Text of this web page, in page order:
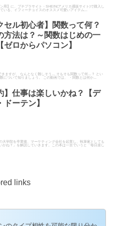
】に、プチプラサイト・SHEIN(アメリカ通販サイト)で購入し
いる、イフィーチョイスのオススメ可愛いアイテム...
セル初心者】関数って何？
方法は？～関数はじめの一
ゼロからパソコン】
きますが、 なんとなく難しそう… そもそも関数って何…？ とい
について知りましょう。 この動画では、 ・関数とは何か...
】仕事は楽しいかね？【デ
ドーテン】
学院を卒業後、マーケティング会社を起業し、執筆家としても
ね？」を解説していきます。この本は一言でいうと「毎日楽し
links